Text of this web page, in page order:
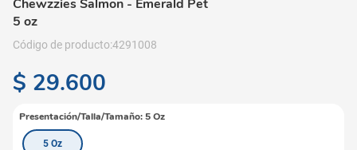
Chewzzies Salmon - Emerald Pet
5 oz
4291008
$ 29.600
Presentación/Talla/Tamaño:5 Oz
5 Oz